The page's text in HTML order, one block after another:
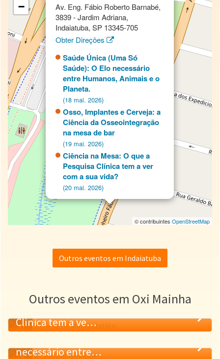
Av. Eng. Fábio Roberto Barnabé,
3839 - Jardim Adriana,
Indaiatuba, SP 13345-705
Obter Direções
Saúde Única (Uma Só
Saúde): O Elo necessário
entre Humanos, Animais e o
Planeta.
(18 mai. 2026)
Osso, Implantes e Cerveja: a
Ciência da Osseointegração
na mesa de bar
(19 mai. 2026)
Ciência na Mesa: O que a
Pesquisa Clínica tem a ver
com a sua vida?
(20 mai. 2026)
−
© contribuintes OpenStreetMap
Outros eventos em Indaiatuba
Outros eventos em Oxi Mainha
20
Clínica tem a ve…
necessário entre…